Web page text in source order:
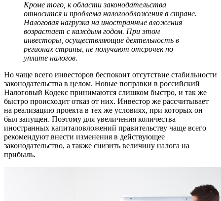
Кроме того, к области законодательства
относится и проблема налогообложения в стране.
Налоговая нагрузка на иностранные вложения
возрастает с каждым годом. При этом
инвесторы, осуществляющие деятельность в
регионах страны, не получают отсрочек по
уплате налогов.
Но чаще всего инвесторов беспокоит отсутствие стабильности
законодательства в целом. Новые поправки в российский
Налоговый Кодекс принимаются слишком быстро, и так же
быстро происходит отказ от них. Инвестор же рассчитывает
на реализацию проекта в тех же условиях, при которых он
был запущен. Поэтому для увеличения количества
иностранных капиталовложений правительству чаще всего
рекомендуют внести изменения в действующее
законодательство, а также снизить величину налога на
прибыль.